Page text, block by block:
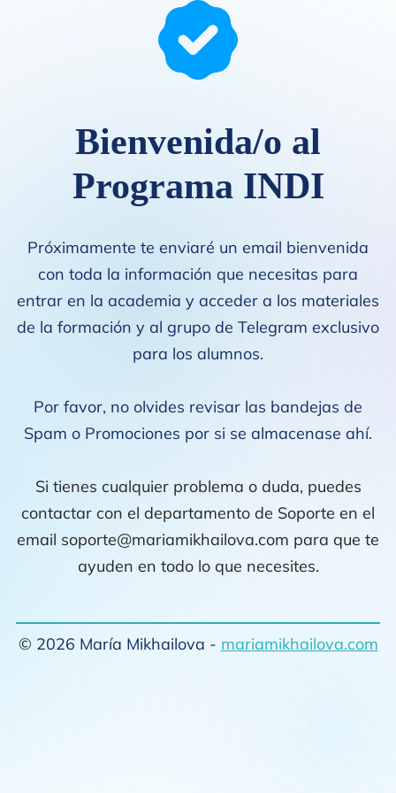
Bienvenida/o al
Programa INDI
Próximamente te enviaré un email bienvenida
con toda la información que necesitas para
entrar en la academia y acceder a los materiales
de la formación y al grupo de Telegram exclusivo
para los alumnos.
Por favor, no olvides revisar las bandejas de
Spam o Promociones por si se almacenase ahí.
Si tienes cualquier problema o duda, puedes
contactar con el departamento de Soporte en el
email soporte@mariamikhailova.com para que te
ayuden en todo lo que necesites.
© 2026 María Mikhailova - mariamikhailova.com